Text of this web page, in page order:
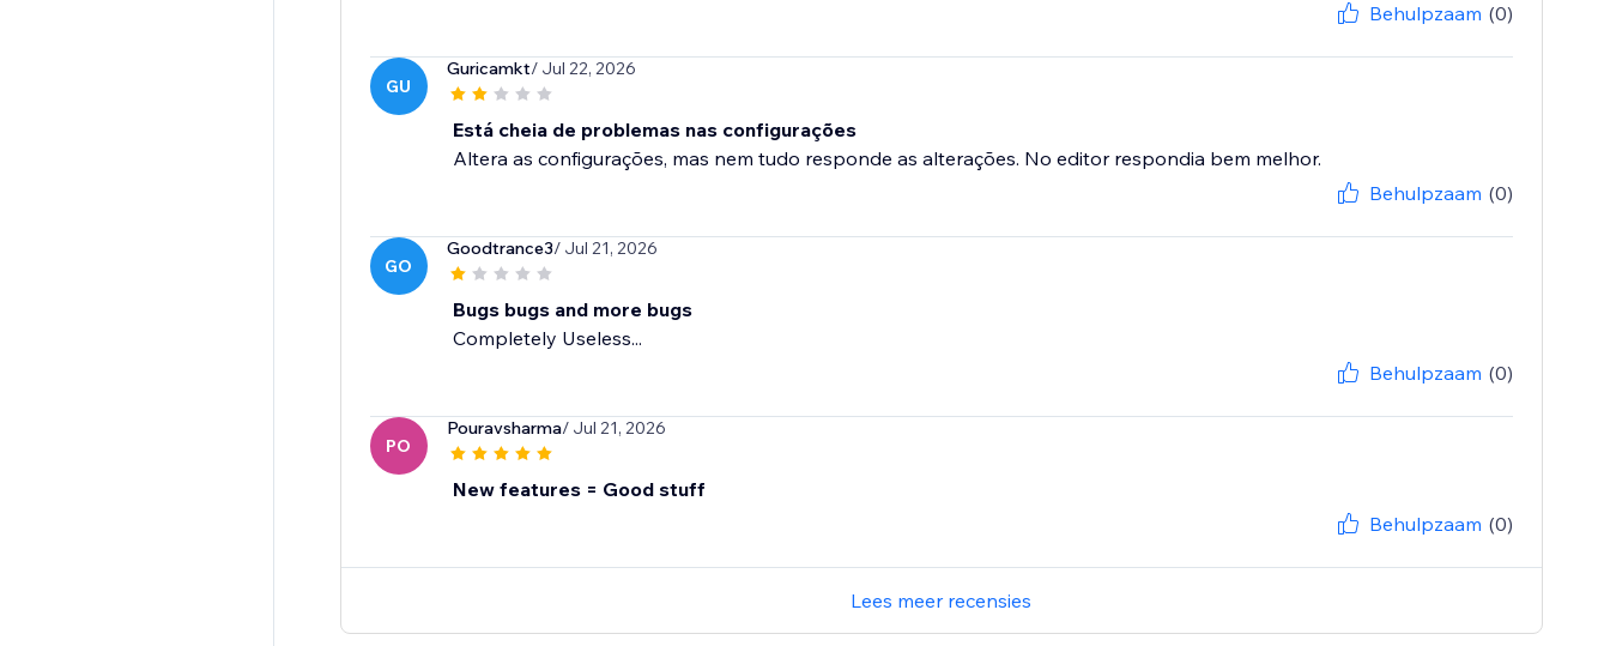
Behulpzaam (0)
GU
Guricamkt/ Jul 22, 2026
Está cheia de problemas nas configurações
Altera as configurações, mas nem tudo responde as alterações. No editor respondia bem melhor.
Behulpzaam (0)
GO
Goodtrance3/ Jul 21, 2026
Bugs bugs and more bugs
Completely Useless...
Behulpzaam (0)
PO
Pouravsharma/ Jul 21, 2026
New features = Good stuff
Behulpzaam (0)
Lees meer recensies